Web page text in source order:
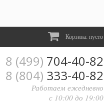
Корзина: пусто
8 (499) 704-40-82
8 (804) 333-40-82
Работаем ежедневно
с 10:00 до 19:00